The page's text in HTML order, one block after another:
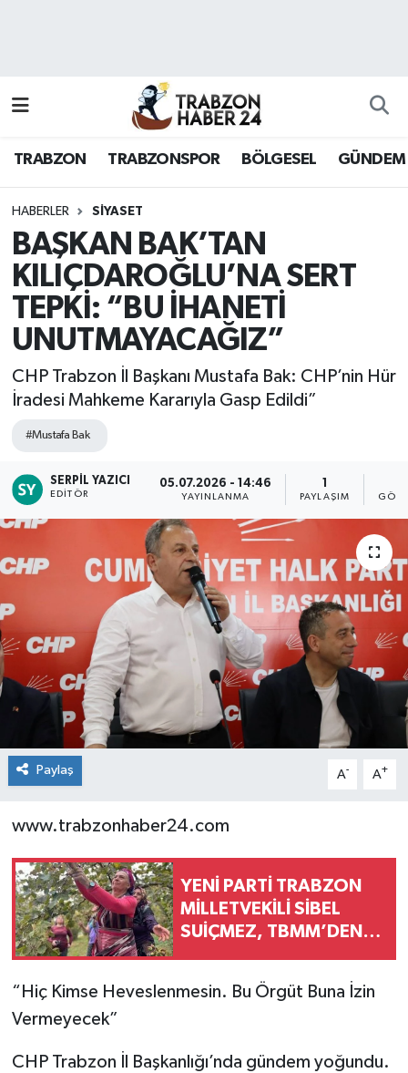
TRABZON TRABZONSPOR BÖLGESEL GÜNDEM
HABERLER SİYASET
BAŞKAN BAK’TAN
KILIÇDAROĞLU’NA SERT
TEPKİ: “BU İHANETİ
UNUTMAYACAĞIZ”
CHP Trabzon İl Başkanı Mustafa Bak: CHP’nin Hür
İradesi Mahkeme Kararıyla Gasp Edildi”
#Mustafa Bak
SERPIL YAZICI
EDITÖR
05.07.2026 - 14:46
YAYINLANMA
1
PAYLAŞIM
Paylaş A- A+
www.trabzonhaber24.com
YENİ PARTİ TRABZON
MİLLETVEKİLİ SİBEL
SUİÇMEZ, TBMM’DEN
“KARADENİZ’İN
EMEĞİNİ SÖMÜRMEYİN,
“Hiç Kimse Heveslenmesin. Bu Örgüt Buna İzin
Vermeyecek”
CHP Trabzon İl Başkanlığı’nda gündem yoğundu.
Hava Durumu
Namaz Vakitleri
Trafik Durumu
Süper Lig Puan Durumu ve Fikstür
Tüm Manşetler
Son Dakika Haberleri
Haber Arşivi